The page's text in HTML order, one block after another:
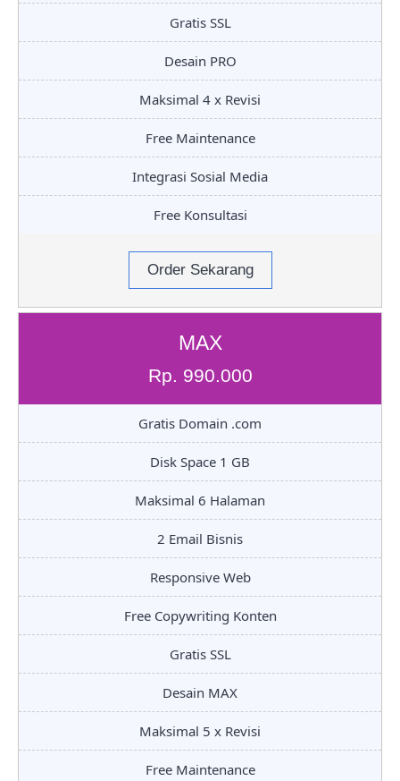
Gratis SSL
Desain PRO
Maksimal 4 x Revisi
Free Maintenance
Integrasi Sosial Media
Free Konsultasi
Order Sekarang
MAX
Rp. 990.000
Gratis Domain .com
Disk Space 1 GB
Maksimal 6 Halaman
2 Email Bisnis
Responsive Web
Free Copywriting Konten
Gratis SSL
Desain MAX
Maksimal 5 x Revisi
Free Maintenance